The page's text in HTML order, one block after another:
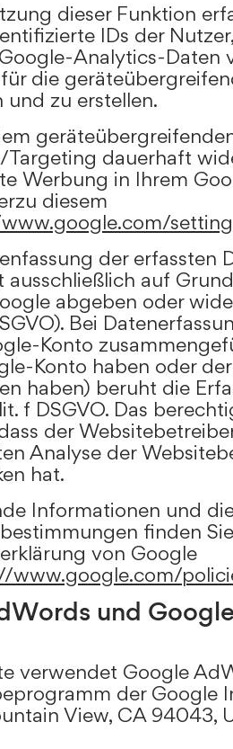
dieser Funktion
IDs der
Analytics-Daten
die
und zu erstellen.
Targeting dauerhaft
Werbung in Ihrem
diesem
der erfassten
ausschließlich auf
abgeben oder
Bei
Konto
Konto haben oder
haben) beruht die
f DSGVO. Das
der
Analyse der
hat.
Informationen und
finden
von Google
www.google.com/
und
verwendet Google
der Google
View, CA 94043,